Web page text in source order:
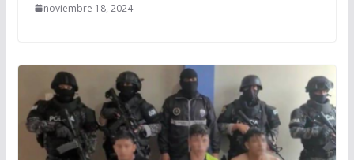
noviembre 18, 2024